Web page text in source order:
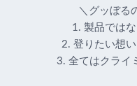
＼グッぼる
1. 製品では
2. 登りたい想
3. 全てはクライ